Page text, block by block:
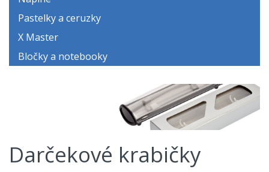
Pastelky a ceruzky
X Master
Bločky a notebooky
Darčekové krabičky